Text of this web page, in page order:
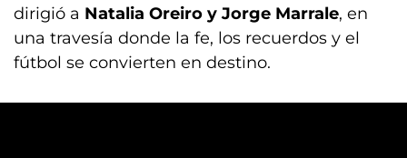
dirigió a Natalia Oreiro y Jorge Marrale, en
una travesía donde la fe, los recuerdos y el
fútbol se convierten en destino.